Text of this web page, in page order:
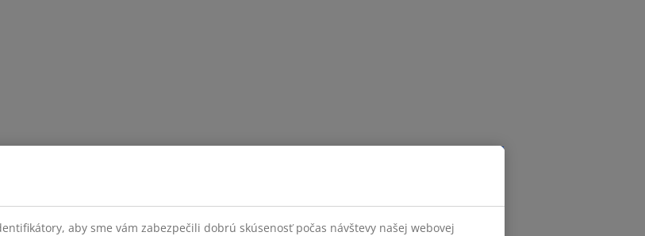
aby sme vám zabezpečili dobrú skúsenosť počas návštevy našej webovej